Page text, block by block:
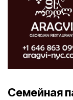
Семейная